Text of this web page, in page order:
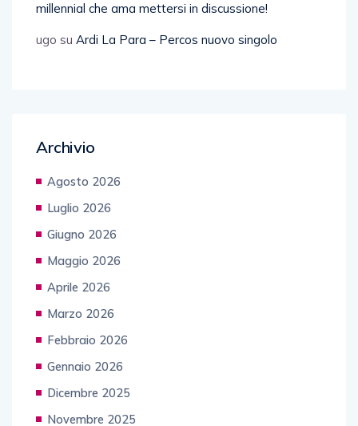
millennial che ama mettersi in discussione!
ugo su Ardi La Para – Percos nuovo singolo
Archivio
Agosto 2026
Luglio 2026
Giugno 2026
Maggio 2026
Aprile 2026
Marzo 2026
Febbraio 2026
Gennaio 2026
Dicembre 2025
Novembre 2025